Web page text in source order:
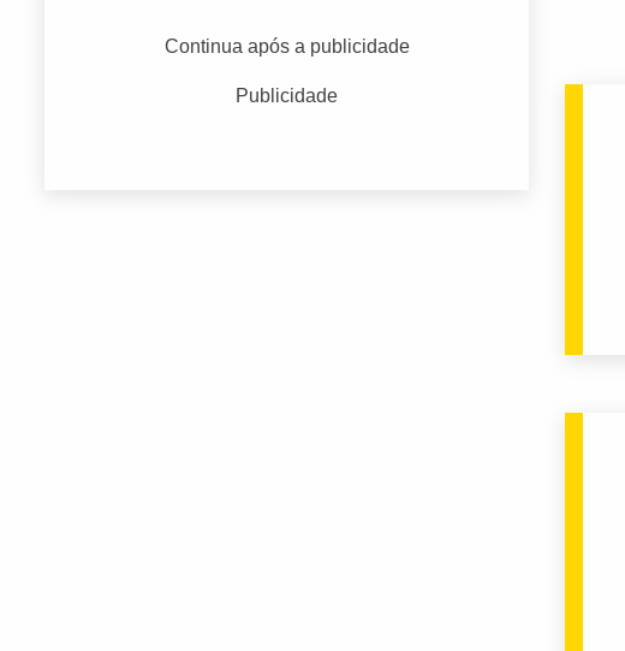
Continua após a publicidade
Publicidade